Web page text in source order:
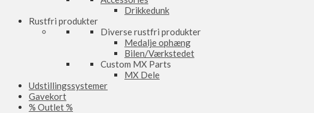
Drikkedunk
Rustfri produkter
Diverse rustfri produkter
Medalje ophæng
Bilen/Værkstedet
Custom MX Parts
MX Dele
Udstillingssystemer
Gavekort
% Outlet %